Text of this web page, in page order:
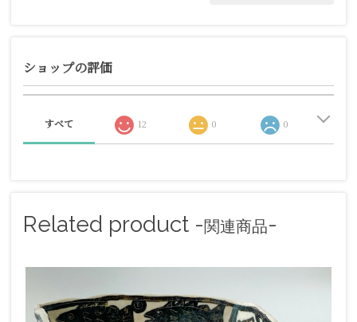
ショップの評価
すべて 12 0 0
Related product -関連商品-